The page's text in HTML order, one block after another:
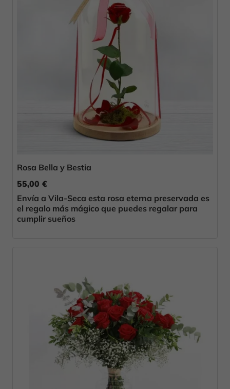
Rosa Bella y Bestia
55,00 €
Envía a Vila-Seca esta rosa eterna preservada es
el regalo más mágico que puedes regalar para
cumplir sueños